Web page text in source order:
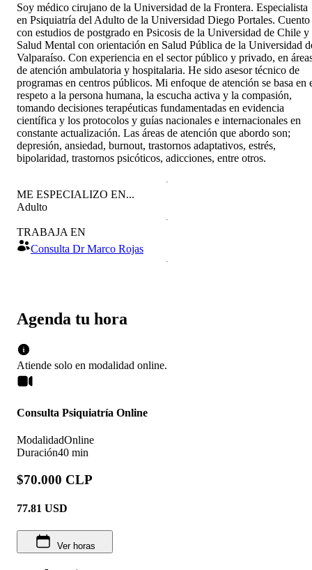
Agenda tu hora
Atiende solo en modalidad online.
Consulta Psiquiatría Online
ModalidadOnline
Duración40 min
$70.000 CLP
77.81 USD
Ver horas
Soy médico cirujano de la Universidad de la Frontera. Especialista
en Psiquiatría del Adulto de la Universidad Diego Portales. Cuento
con estudios de postgrado en Psicosis de la Universidad de Chile y
Salud Mental con orientación en Salud Pública de la Universidad
Valparaíso. Con experiencia en el sector público y privado, en
de atención ambulatoria y hospitalaria. He sido asesor técnico de
programas en centros públicos. Mi enfoque de atención se basa en
respeto a la persona humana, la escucha activa y la compasión,
tomando decisiones terapéuticas fundamentadas en evidencia
científica y los protocolos y guías nacionales e internacionales en
constante actualización. Las áreas de atención que abordo son;
depresión, ansiedad, burnout, trastornos adaptativos, estrés,
bipolaridad, trastornos psicóticos, adicciones, entre otros.
ME ESPECIALIZO EN...
Adulto
TRABAJA EN
Consulta Dr Marco Rojas